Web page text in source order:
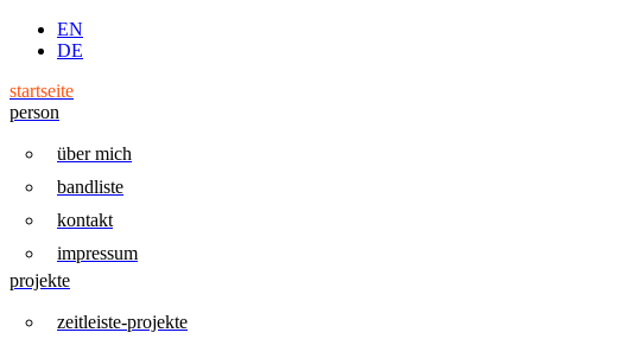
EN
DE
startseite
person
über mich
bandliste
kontakt
impressum
projekte
zeitleiste-projekte